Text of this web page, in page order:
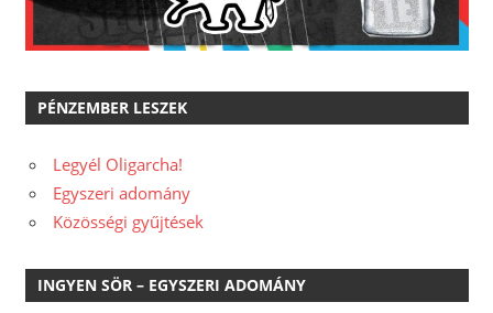
PÉNZEMBER LESZEK
Legyél Oligarcha!
Egyszeri adomány
Közösségi gyűjtések
INGYEN SÖR – EGYSZERI ADOMÁNY